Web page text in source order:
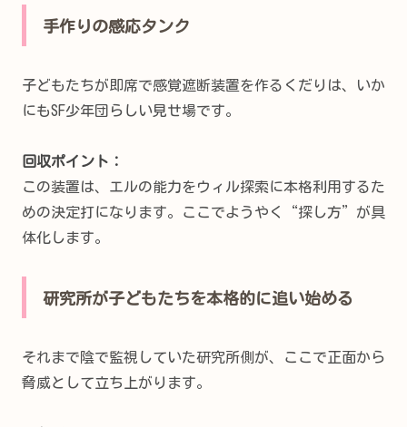
手作りの感応タンク
子どもたちが即席で感覚遮断装置を作るくだりは、いか
にもSF少年団らしい見せ場です。
回収ポイント：
この装置は、エルの能力をウィル探索に本格利用するた
めの決定打になります。ここでようやく“探し方”が具
体化します。
研究所が子どもたちを本格的に追い始める
それまで陰で監視していた研究所側が、ここで正面から
脅威として立ち上がります。